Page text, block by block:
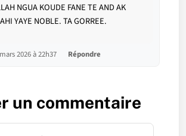
NGUA KOUDE FANE TE AND AK
YAYE NOBLE. TA GORREE.
2026 à 22h37 Répondre
un commentaire